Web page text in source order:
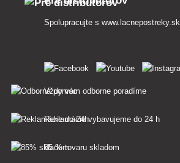
Spolupracujte s www.lacnepostreky.sk
Vždy vám odborne poradíme
Reklamácie vybavujeme do 24 h
85 % tovaru skladom